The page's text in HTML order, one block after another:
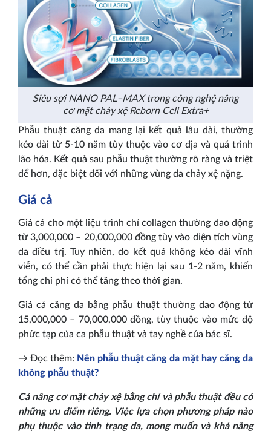
Siêu sợi NANO PAL–MAX trong công nghệ nâng
cơ mặt chảy xệ Reborn Cell Extra+
Phẫu thuật căng da mang lại kết quả lâu dài, thường
kéo dài từ 5-10 năm tùy thuộc vào cơ địa và quá trình
lão hóa. Kết quả sau phẫu thuật thường rõ ràng và triệt
để hơn, đặc biệt đối với những vùng da chảy xệ nặng.
Giá cả
Giá cả cho một liệu trình chỉ collagen thường dao động
từ 3,000,000 – 20,000,000 đồng tùy vào diện tích vùng
da điều trị. Tuy nhiên, do kết quả không kéo dài vĩnh
viễn, có thể cần phải thực hiện lại sau 1-2 năm, khiến
tổng chi phí có thể tăng theo thời gian.
Giá cả căng da bằng phẫu thuật thường dao động từ
15,000,000 – 70,000,000 đồng, tùy thuộc vào mức độ
phức tạp của ca phẫu thuật và tay nghề của bác sĩ.
→ Đọc thêm: Nên phẫu thuật căng da mặt hay căng da
không phẫu thuật?
Cả nâng cơ mặt chảy xệ bằng chỉ và phẫu thuật đều có
những ưu điểm riêng. Việc lựa chọn phương pháp nào
phụ thuộc vào tình trạng da, mong muốn và khả năng